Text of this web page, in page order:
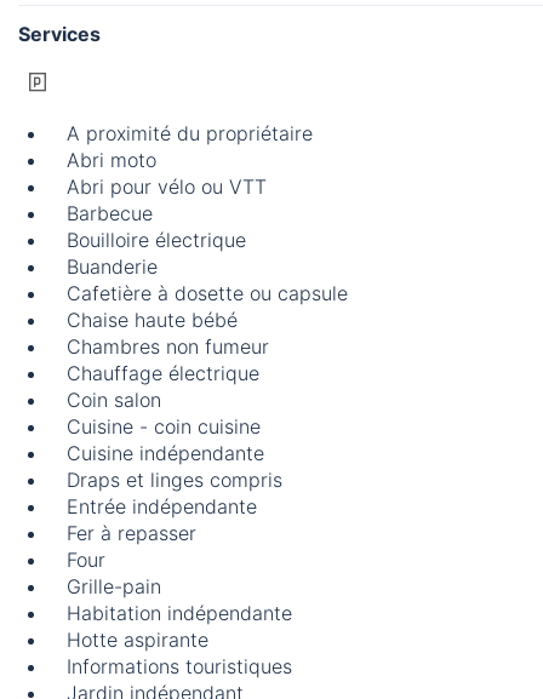
Services
A proximité du propriétaire
Abri moto
Abri pour vélo ou VTT
Barbecue
Bouilloire électrique
Buanderie
Cafetière à dosette ou capsule
Chaise haute bébé
Chambres non fumeur
Chauffage électrique
Coin salon
Cuisine - coin cuisine
Cuisine indépendante
Draps et linges compris
Entrée indépendante
Fer à repasser
Four
Grille-pain
Habitation indépendante
Hotte aspirante
Informations touristiques
Jardin indépendant